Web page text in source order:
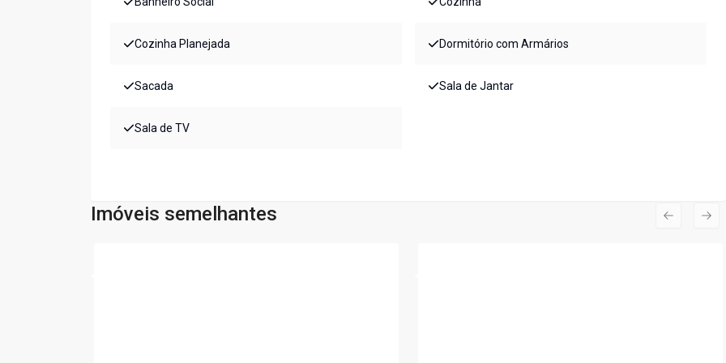
Cozinha Planejada Dormitório com Armários
Sacada Sala de Jantar
Sala de TV
Imóveis semelhantes Previous